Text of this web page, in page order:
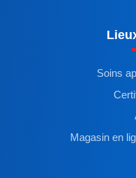
Soins
Magasin en